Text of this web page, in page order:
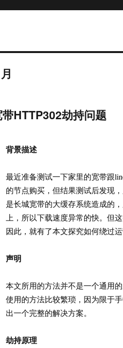
HTTP302劫持问题
背景描述
最近准备测试一下家里的宽带跟
的节点购买，但结果测试后发现
是长城宽带的大缓存系统造成的
上，所以下载速度异常的快。但
因此，就有了本文探究如何绕过
声明
本文所用的方法并不是一个通用
使用的方法比较繁琐，因为限于
出一个完整的解决方案。
劫持原理